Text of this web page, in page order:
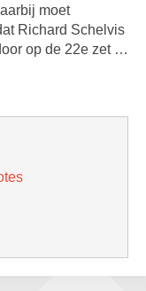
moet
Richard Schelvis
op de 22e zet …